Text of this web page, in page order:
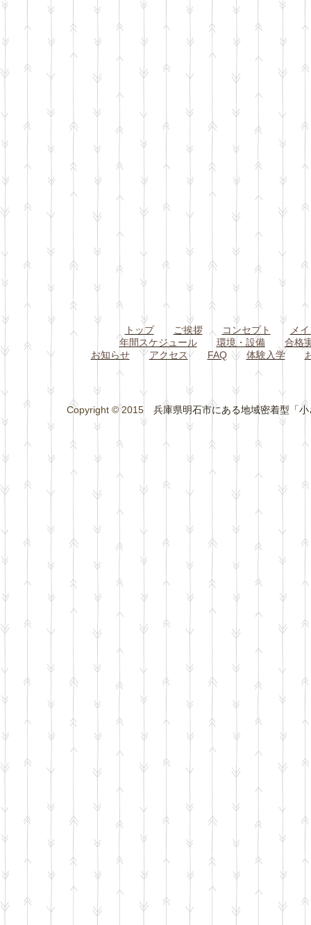
トップ ご挨拶 コンセプト
メ
年間スケジュール
環境・設備
合格
お知らせ
アクセス FAQ 体験入学
Copyright © 2015 兵庫県明石市にある地域密着型「